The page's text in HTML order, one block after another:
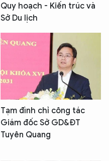
Quy hoạch - Kiến trúc và
Sở Du lịch
Tạm đình chỉ công tác
Giám đốc Sở GD&ĐT
Tuyên Quang